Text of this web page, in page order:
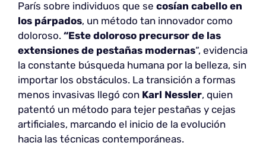
París sobre individuos que se cosían cabello en
los párpados, un método tan innovador como
doloroso. “Este doloroso precursor de las
extensiones de pestañas modernas“, evidencia
la constante búsqueda humana por la belleza, sin
importar los obstáculos. La transición a formas
menos invasivas llegó con Karl Nessler, quien
patentó un método para tejer pestañas y cejas
artificiales, marcando el inicio de la evolución
hacia las técnicas contemporáneas.